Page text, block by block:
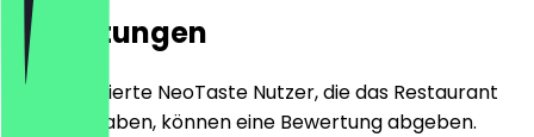
Bewertungen
Nur registrierte NeoTaste Nutzer, die das Restaurant
besucht haben, können eine Bewertung abgeben.